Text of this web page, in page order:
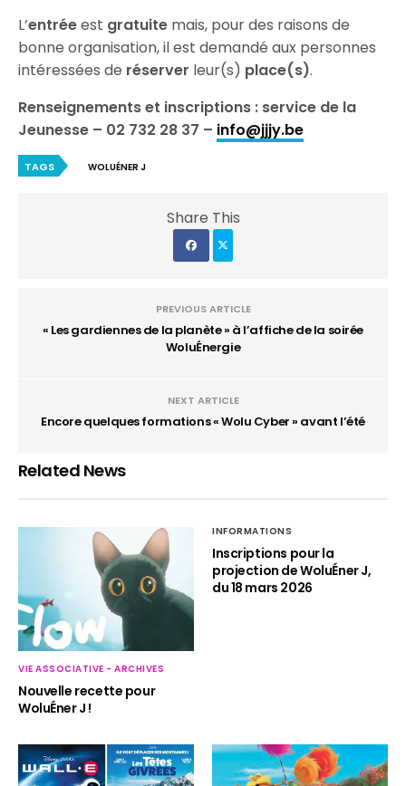
L’entréeest gratuite mais, pour des raisons de
bonne organisation, il est demandé aux personnes
intéressées de réserver leur(s) place(s).
Renseignements et inscriptions : service de la
Jeunesse – 02 732 28 37 – info@jjjy.be
TAGS WOLUÉNER J
Share This
PREVIOUS ARTICLE
« Les gardiennes de la planète » à l’affiche de la soirée
WoluÉnergie
NEXT ARTICLE
Encore quelques formations « Wolu Cyber » avant l’été
Related News
VIE ASSOCIATIVE - ARCHIVES
Nouvelle recette pour
WoluÉner J !
INFORMATIONS
Inscriptions pour la
projection de WoluÉner J,
du 18 mars 2026